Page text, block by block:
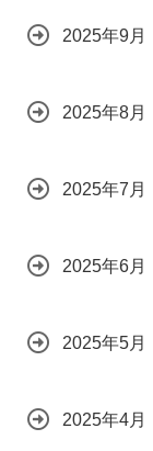
2025年9月
2025年8月
2025年7月
2025年6月
2025年5月
2025年4月